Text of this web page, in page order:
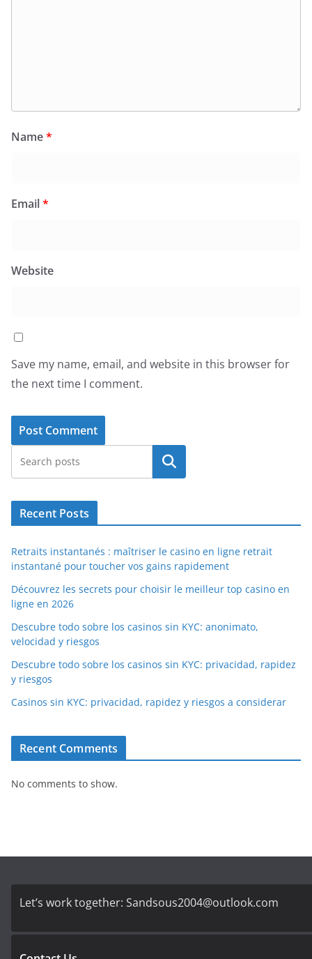
Name*
Email*
Website
Save my name, email, and website in this browser for
the next time I comment.
Search
Recent Posts
Retraits instantanés : maîtriser le casino en ligne retrait
instantané pour toucher vos gains rapidement
Découvrez les secrets pour choisir le meilleur top casino en
ligne en 2026
Descubre todo sobre los casinos sin KYC: anonimato,
velocidad y riesgos
Descubre todo sobre los casinos sin KYC: privacidad, rapidez
y riesgos
Casinos sin KYC: privacidad, rapidez y riesgos a considerar
Recent Comments
No comments to show.
Let’s work together: Sandsous2004@outlook.com